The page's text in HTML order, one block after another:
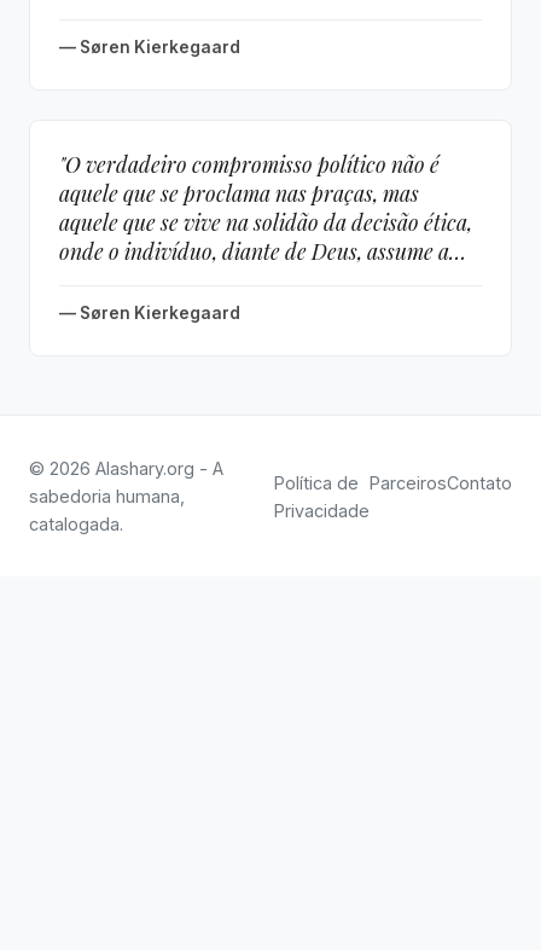
— Søren Kierkegaard
"O verdadeiro compromisso político não é
aquele que se proclama nas praças, mas
aquele que se vive na solidão da decisão ética,
onde o indivíduo, diante de Deus, assume a
ignora."
— Søren Kierkegaard
© 2026 Alashary.org - A
sabedoria humana,
catalogada.
Política de
Privacidade
ParceirosContato